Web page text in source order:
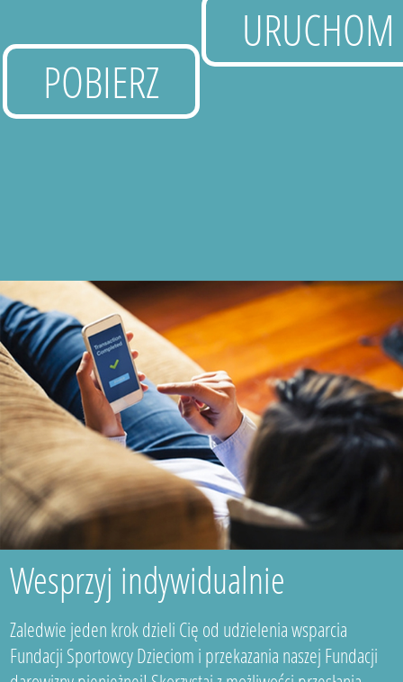
POBIERZ
URUCHOM
Wesprzyj indywidualnie
Zaledwie jeden krok dzieli Cię od udzielenia wsparcia
Fundacji Sportowcy Dzieciom i przekazania naszej Fundacji